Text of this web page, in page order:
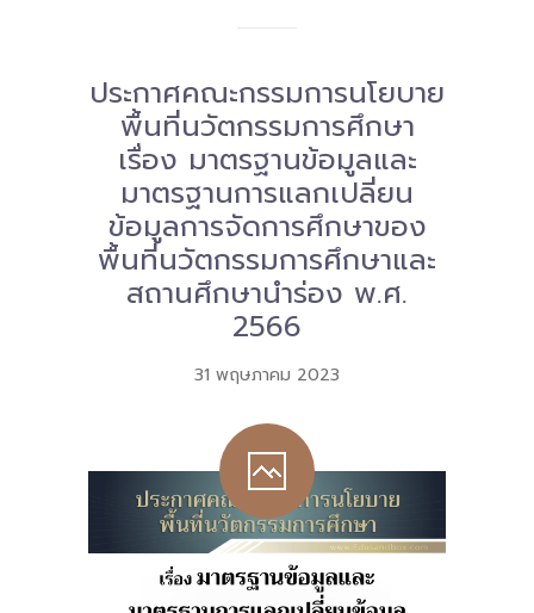
ประกาศคณะกรรมการนโยบาย
พื้นที่นวัตกรรมการศึกษา
เรื่อง มาตรฐานข้อมูลและ
มาตรฐานการแลกเปลี่ยน
ข้อมูลการจัดการศึกษาของ
พื้นที่นวัตกรรมการศึกษาและ
สถานศึกษานำร่อง พ.ศ.
2566
31 พฤษภาคม 2023